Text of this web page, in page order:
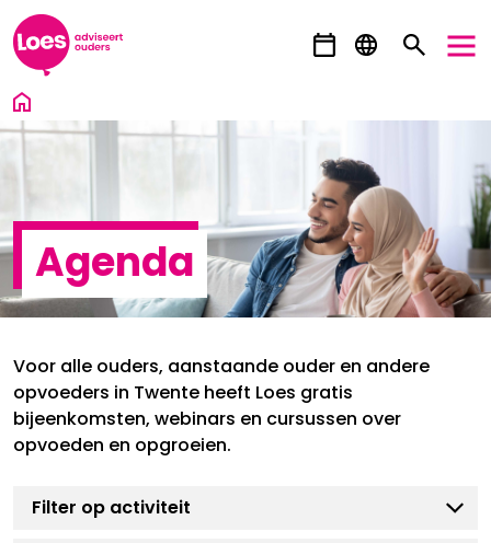
Ga direct naar inhoud
Agenda
Voor alle ouders, aanstaande ouder en andere
opvoeders in Twente heeft Loes gratis
bijeenkomsten, webinars en cursussen over
opvoeden en opgroeien.